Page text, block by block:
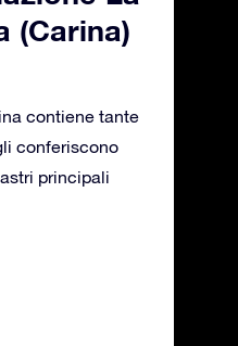
(Carina)
contiene tante
conferiscono
principali